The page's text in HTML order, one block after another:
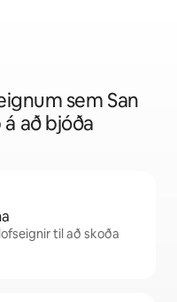
sem San
að bjóða
til að skoða